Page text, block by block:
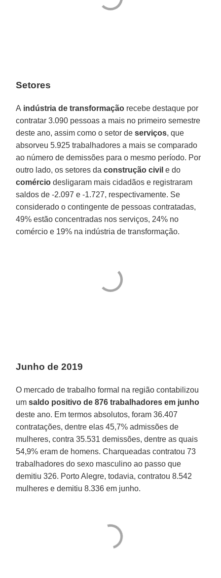
Setores
A indústria de transformação recebe destaque por
contratar 3.090 pessoas a mais no primeiro semestre
deste ano, assim como o setor de serviços, que
absorveu 5.925 trabalhadores a mais se comparado
ao número de demissões para o mesmo período. Por
outro lado, os setores da construção civil e do
comércio desligaram mais cidadãos e registraram
saldos de -2.097 e -1.727, respectivamente. Se
considerado o contingente de pessoas contratadas,
49% estão concentradas nos serviços, 24% no
comércio e 19% na indústria de transformação.
Junho de 2019
O mercado de trabalho formal na região contabilizou
umsaldo positivo de 876 trabalhadores em junho
deste ano. Em termos absolutos, foram 36.407
contratações, dentre elas 45,7% admissões de
mulheres, contra 35.531 demissões, dentre as quais
54,9% eram de homens. Charqueadas contratou 73
trabalhadores do sexo masculino ao passo que
demitiu 326. Porto Alegre, todavia, contratou 8.542
mulheres e demitiu 8.336 em junho.